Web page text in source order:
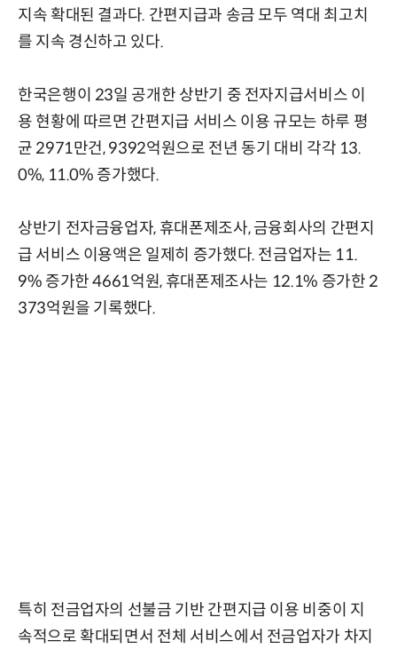
지속 확대된 결과다. 간편지급과 송금 모두 역대 최고치
를 지속 경신하고 있다.
한국은행이 23일 공개한 상반기 중 전자지급서비스 이
용 현황에 따르면 간편지급 서비스 이용 규모는 하루 평
균 2971만건, 9392억원으로 전년 동기 대비 각각 13.
0%, 11.0% 증가했다.
상반기 전자금융업자, 휴대폰제조사, 금융회사의 간편지
급 서비스 이용액은 일제히 증가했다. 전금업자는 11.
9% 증가한 4661억원, 휴대폰제조사는 12.1% 증가한 2
373억원을 기록했다.
특히 전금업자의 선불금 기반 간편지급 이용 비중이 지
속적으로 확대되면서 전체 서비스에서 전금업자가 차지